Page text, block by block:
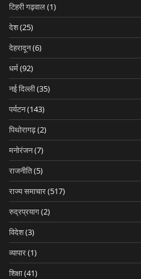
टिहरी गढ़वाल(1)
देश(25)
देहरादून(6)
धर्म(92)
नई दिल्ली(35)
पर्यटन(143)
पिथोरागढ़(2)
मनोरंजन(7)
राजनीति(5)
राज्य समाचार(517)
रुद्रप्रयाग(2)
विदेश(3)
व्यापार(1)
शिक्षा(41)